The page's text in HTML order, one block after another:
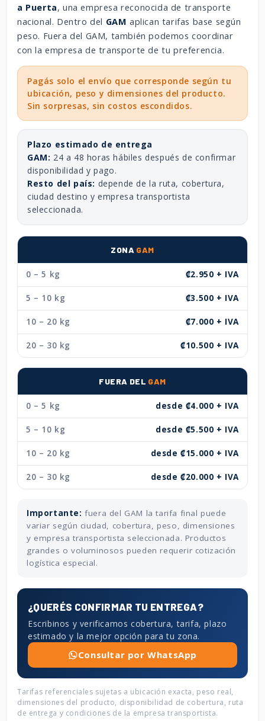
a Puerta, una empresa reconocida de transporte
nacional. Dentro del GAM aplican tarifas base según
peso. Fuera del GAM, también podemos coordinar
con la empresa de transporte de tu preferencia.
Pagás solo el envío que corresponde según tu
ubicación, peso y dimensiones del producto.
Sin sorpresas, sin costos escondidos.
Plazo estimado de entrega
GAM: 24 a 48 horas hábiles después de confirmar
disponibilidad y pago.
Resto del país: depende de la ruta, cobertura,
ciudad destino y empresa transportista
seleccionada.
ZONA GAM
0 – 5 kg ₡2.950 + IVA
5 – 10 kg ₡3.500 + IVA
10 – 20 kg ₡7.000 + IVA
20 – 30 kg ₡10.500 + IVA
FUERA DEL GAM
0 – 5 kg desde ₡4.000 + IVA
5 – 10 kg desde ₡5.500 + IVA
10 – 20 kg desde ₡15.000 + IVA
20 – 30 kg desde ₡20.000 + IVA
Importante: fuera del GAM la tarifa final puede
variar según ciudad, cobertura, peso, dimensiones
y empresa transportista seleccionada. Productos
grandes o voluminosos pueden requerir cotización
logística especial.
¿QUERÉS CONFIRMAR TU ENTREGA?
Escribinos y verificamos cobertura, tarifa, plazo
estimado y la mejor opción para tu zona.
Consultar por WhatsApp
Tarifas referenciales sujetas a ubicación exacta, peso real,
dimensiones del producto, disponibilidad de cobertura, ruta
de entrega y condiciones de la empresa transportista.